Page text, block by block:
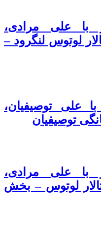
با علی مرادی،
لوتوس لنگرود –
علی توصیفیان،
توصیفیان
با علی مرادی،
تالار لوتوس – بخش